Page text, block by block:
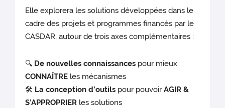
Elle explorera les solutions développées dans le
cadre des projets et programmes financés par le
CASDAR, autour de trois axes complémentaires :
🔍 De nouvelles connaissances pour mieux
CONNAÎTRE les mécanismes
🛠️ La conception d’outils pour pouvoirAGIR &
S’APPROPRIER les solutions